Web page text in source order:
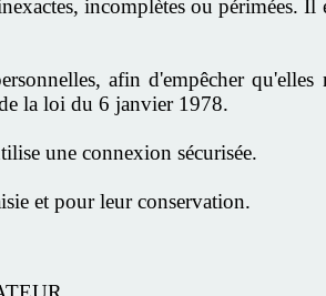
incomplètes ou périmées. Il
afin d'empêcher qu'elles
la loi du 6 janvier 1978.
une connexion sécurisée.
et pour leur conservation.